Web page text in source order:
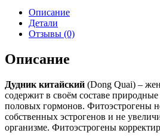
Описание
Детали
Отзывы (0)
Описание
Дудник китайский (Dong Quai) –
содержит в своём составе
половых гормонов. Фитоэстрогены
собственных эстрогенов и не
организме. Фитоэстрогены